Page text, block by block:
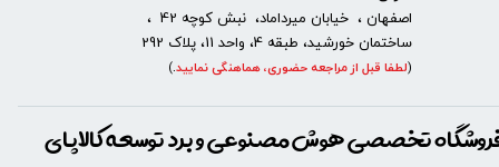
تخصصی هوش مصنوعی و برد توسعه کالاپای
اصفهان ، خیابان میرداماد، نبش کوچه 42 ،
ساختمان خورشید، طبقه 4، واحد 11، پلاک 292
(لطفا قبل از مراجعه حضوری، هماهنگی نمایید.
)